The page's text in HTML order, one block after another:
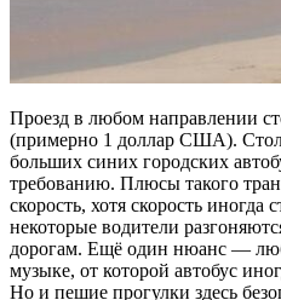
Проезд в любом направлении
(примерно 1 доллар США).
больших синих городских
требованию. Плюсы такого
скорость, хотя скорость иногда
некоторые водители
дорогам. Ещё один нюанс —
музыке, от которой автобус
Но и пешие прогулки здесь